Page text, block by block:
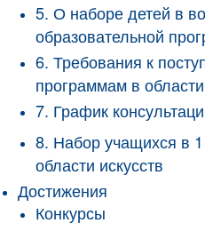
5. О наборе детей в
образовательной
6. Требования к
программам в
7. График
8. Набор учащихся в
области искусств
Достижения
Конкурсы